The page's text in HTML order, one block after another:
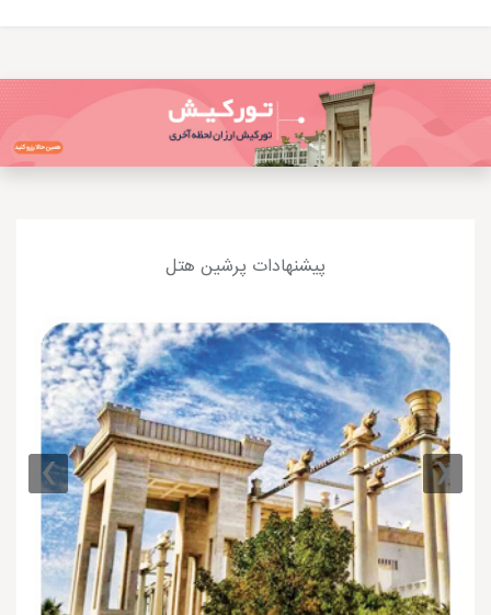
پیشنهادات پرشین هتل
‹
›